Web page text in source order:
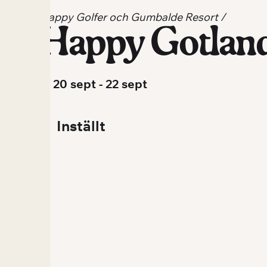
Happy Golfer och Gumbalde Resort /
Happy
🗓️ 20 sept - 22 sept
Inställt